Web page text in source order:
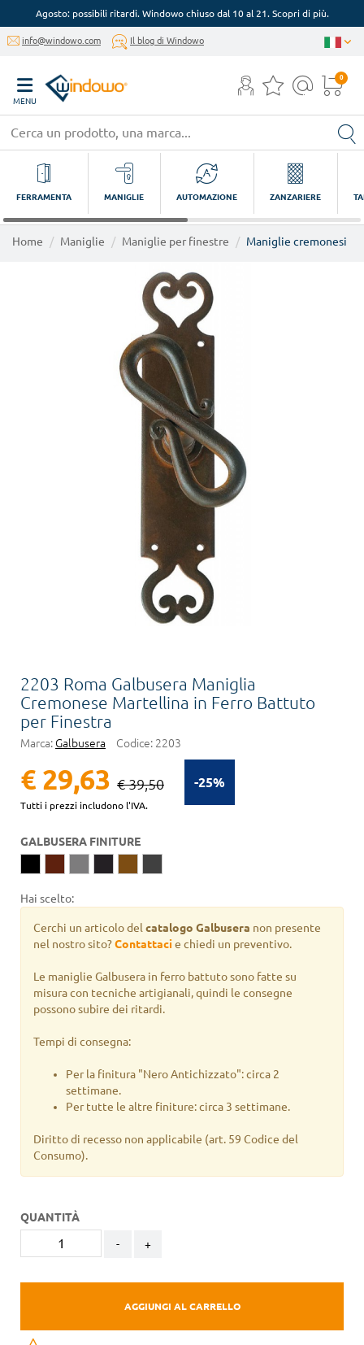
Agosto: possibili ritardi. Windowo chiuso dal 10 al 21. Scopri di più.
info@windowo.com Il blog di Windowo
MENU
0
FERRAMENTA MANIGLIE AUTOMAZIONE ZANZARIERE
Home Maniglie Maniglie per finestre Maniglie cremonesi
2203 Roma Galbusera Maniglia
Cremonese Martellina in Ferro Battuto
per Finestra
Marca: Galbusera Codice: 2203
-25%
€ 29,63 € 39,50
Tutti i prezzi includono l'IVA.
GALBUSERA FINITURE
Hai scelto:
Cerchi un articolo del catalogo Galbusera non presente
nel nostro sito?Contattacie chiedi un preventivo.
Le maniglie Galbusera in ferro battuto sono fatte su
misura con tecniche artigianali, quindi le consegne
possono subire dei ritardi.
Tempi di consegna:
Per la finitura "Nero Antichizzato": circa 2
settimane.
Per tutte le altre finiture: circa 3 settimane.
Diritto di recesso non applicabile (art. 59 Codice del
Consumo).
QUANTITÀ
- +
AGGIUNGI AL CARRELLO